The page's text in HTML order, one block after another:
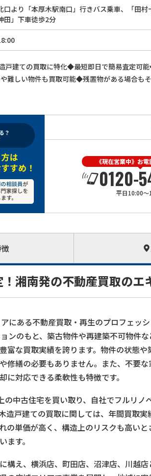
口より「本厚木駅南口」行きバス乗車、「田
田」下車徒歩2分
建ての買取に特化◆最短即日で簡易査定可
難しい物件も買取可能◆残置物がある場合も
《現在営業中》お
0120-
平日10:00～
湘南発の不動産買取のエ
にある不動産買取・再生のプロフェッ
ンのもと、築古物件や再建築不可物件
富な買取実績を誇ります。物件の状態
修繕の必要もありません。また、不要
に対応できる柔軟性も特徴です。
の中古住宅を買い取り、自社でフルリノ
造戸建ての買取に関しては、年間買取実
の単価が高く、構造上のリスクも高い
ます。
構え、横浜店、町田店、沼津店、川越